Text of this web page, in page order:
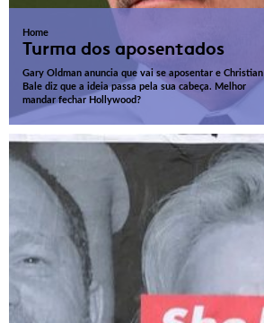
Home
Turma dos aposentados
Gary Oldman anuncia que vai se aposentar e Christian
Bale diz que a ideia passa pela sua cabeça. Melhor
mandar fechar Hollywood?